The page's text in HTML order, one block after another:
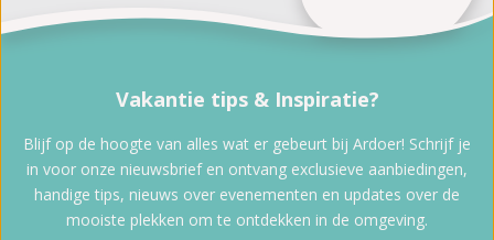
Vakantie tips & Inspiratie?
Blijf op de hoogte van alles wat er gebeurt bij Ardoer! Schrijf je
in voor onze nieuwsbrief en ontvang exclusieve aanbiedingen,
handige tips, nieuws over evenementen en updates over de
mooiste plekken om te ontdekken in de omgeving.